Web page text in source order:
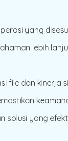
yang
lebih
file dan kinerja
solusi yang